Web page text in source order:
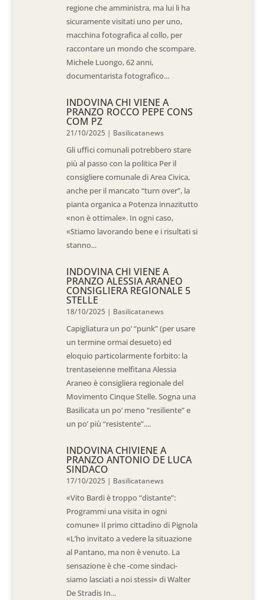
regione che amministra, ma lui li ha
sicuramente visitati uno per uno,
macchina fotografica al collo, per
raccontare un mondo che scompare.
Michele Luongo, 62 anni,
documentarista fotografico...
INDOVINA CHI VIENE A
PRANZO ROCCO PEPE CONS
COM PZ
21/10/2025 | Basilicatanews
Gli uffici comunali potrebbero stare
più al passo con la politica Per il
consigliere comunale di Area Civica,
anche per il mancato “turn over”, la
pianta organica a Potenza innazitutto
«non è ottimale». In ogni caso,
«Stiamo lavorando bene e i risultati si
stanno...
INDOVINA CHI VIENE A
PRANZO ALESSIA ARANEO
CONSIGLIERA REGIONALE 5
STELLE
18/10/2025 | Basilicatanews
Capigliatura un po’ “punk” (per usare
un termine ormai desueto) ed
eloquio particolarmente forbito: la
trentaseienne melfitana Alessia
Araneo è consigliera regionale del
Movimento Cinque Stelle. Sogna una
Basilicata un po’ meno “resiliente” e
un po’ più “resistente”....
INDOVINA CHIVIENE A
PRANZO ANTONIO DE LUCA
SINDACO
17/10/2025 | Basilicatanews
«Vito Bardi è troppo “distante”:
Programmi una visita in ogni
comune» Il primo cittadino di Pignola
«L’ho invitato a vedere la situazione
al Pantano, ma non è venuto. La
sensazione è che -come sindaci-
siamo lasciati a noi stessi» di Walter
De Stradis In...